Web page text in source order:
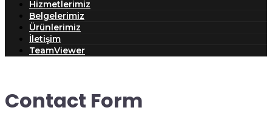
Hizmetlerimiz
Belgelerimiz
Ürünlerimiz
İletişim
TeamViewer
Contact Form